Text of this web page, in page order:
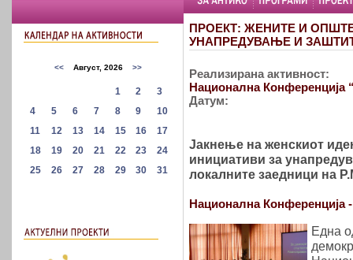
ПРОЕКТ: ЖЕНИТЕ И
УНАПРЕДУВАЊЕ И
Реализирана активност:
Национална Конференција
Датум:
Јакнење на женскиот
инициативи за
локалните заедници на
Национална Конференција
Една